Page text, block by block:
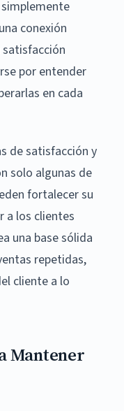
conexión
satisfacción
por entender
en cada
de satisfacción y
solo algunas de
fortalecer su
a los clientes
una base sólida
repetidas,
cliente a lo
Mantener